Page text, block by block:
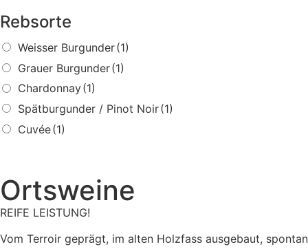
Rebsorte
Weisser Burgunder(1)
Grauer Burgunder(1)
Chardonnay(1)
Spätburgunder / Pinot Noir(1)
Cuvée(1)
Ortsweine
REIFE LEISTUNG!
Vom Terroir geprägt, im alten Holzfass ausgebaut, spontan